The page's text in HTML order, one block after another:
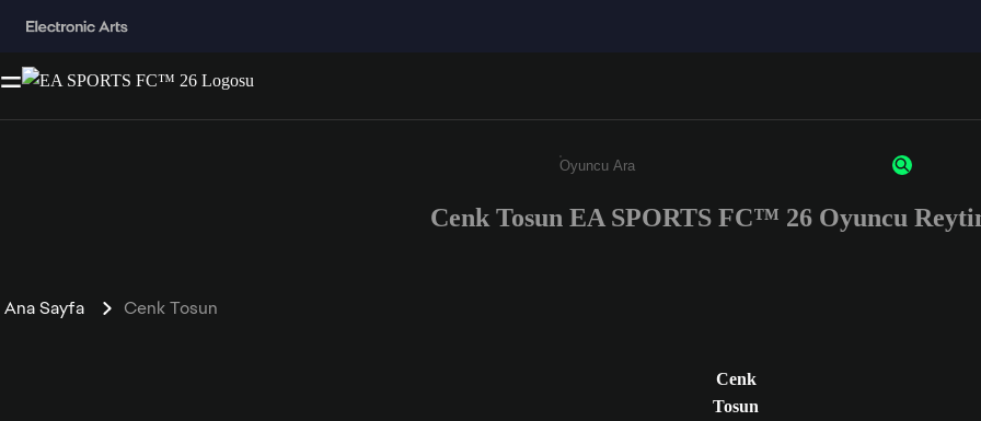
Enter a minimum of 3 characters or numbers
Cenk Tosun EA SPORTS FC™ 26 Oyuncu
Ana Sayfa Cenk Tosun
Cenk
Tosun